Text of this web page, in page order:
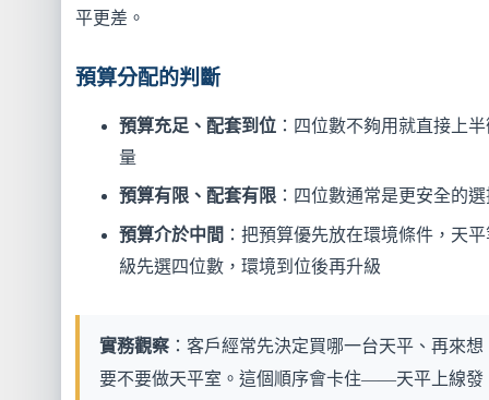
平更差。
預算分配的判斷
預算充足、配套到位：四位數不夠用就直接上半
量
預算有限、配套有限：四位數通常是更安全的選
預算介於中間 ：把預算優先放在環境條件，天
級先選四位數，環境到位後再升級
實務觀察：客戶經常先決定買哪一台天平、再來想
要不要做天平室。這個順序會卡住——天平上線發